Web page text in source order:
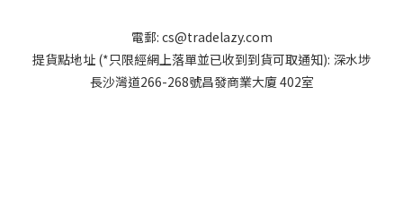
電郵: cs@tradelazy.com
提貨點地址 (*只限經網上落單並已收到到貨可取通知): 深水埗
長沙灣道266-268號昌發商業大廈 402室